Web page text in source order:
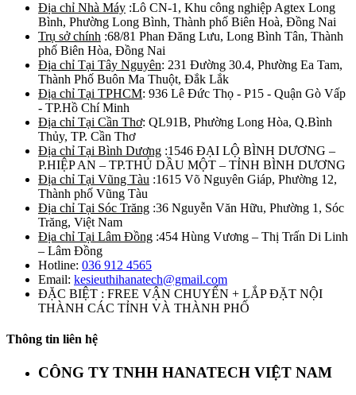
Địa chỉ Nhà Máy :Lô CN-1, Khu công nghiệp Agtex Long
Bình, Phường Long Bình, Thành phố Biên Hoà, Đồng Nai
Trụ sở chính :68/81 Phan Đăng Lưu, Long Bình Tân, Thành
phố Biên Hòa, Đồng Nai
Địa chỉ Tại Tây Nguyên: 231 Đường 30.4, Phường Ea Tam,
Thành Phố Buôn Ma Thuột, Đắk Lắk
Địa chỉ Tại TPHCM: 936 Lê Đức Thọ - P15 - Quận Gò Vấp
- TP.Hồ Chí Minh
Địa chỉ Tại Cần Thơ: QL91B, Phường Long Hòa, Q.Bình
Thủy, TP. Cần Thơ
Địa chỉ Tại Bình Dương :1546 ĐẠI LỘ BÌNH DƯƠNG –
P.HIỆP AN – TP.THỦ DẦU MỘT – TỈNH BÌNH DƯƠNG
Địa chỉ Tại Vũng Tàu :1615 Võ Nguyên Giáp, Phường 12,
Thành phố Vũng Tàu
Địa chỉ Tại Sóc Trăng :36 Nguyễn Văn Hữu, Phường 1, Sóc
Trăng, Việt Nam
Địa chỉ Tại Lâm Đồng :454 Hùng Vương – Thị Trấn Di Linh
– Lâm Đồng
Hotline: 036 912 4565
Email: kesieuthihanatech@gmail.com
ĐẶC BIỆT : FREE VẬN CHUYỂN + LẮP ĐẶT NỘI
THÀNH CÁC TỈNH VÀ THÀNH PHỐ
Thông tin liên hệ
CÔNG TY TNHH HANATECH VIỆT NAM